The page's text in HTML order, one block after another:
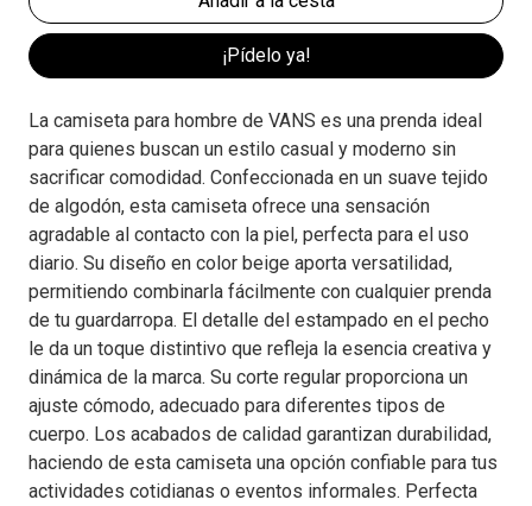
¡Pídelo ya!
La camiseta para hombre de VANS es una prenda ideal
para quienes buscan un estilo casual y moderno sin
sacrificar comodidad. Confeccionada en un suave tejido
de algodón, esta camiseta ofrece una sensación
agradable al contacto con la piel, perfecta para el uso
diario. Su diseño en color beige aporta versatilidad,
permitiendo combinarla fácilmente con cualquier prenda
de tu guardarropa. El detalle del estampado en el pecho
le da un toque distintivo que refleja la esencia creativa y
dinámica de la marca. Su corte regular proporciona un
ajuste cómodo, adecuado para diferentes tipos de
cuerpo. Los acabados de calidad garantizan durabilidad,
haciendo de esta camiseta una opción confiable para tus
actividades cotidianas o eventos informales. Perfecta